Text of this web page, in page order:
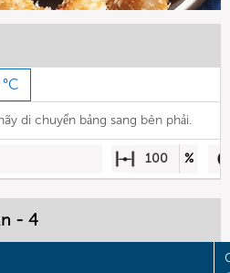
di chuyển bảng sang bên phải.
100 %
- 4